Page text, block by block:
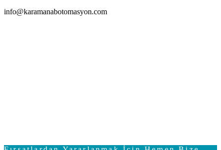
info@karamanabotomasyon.com